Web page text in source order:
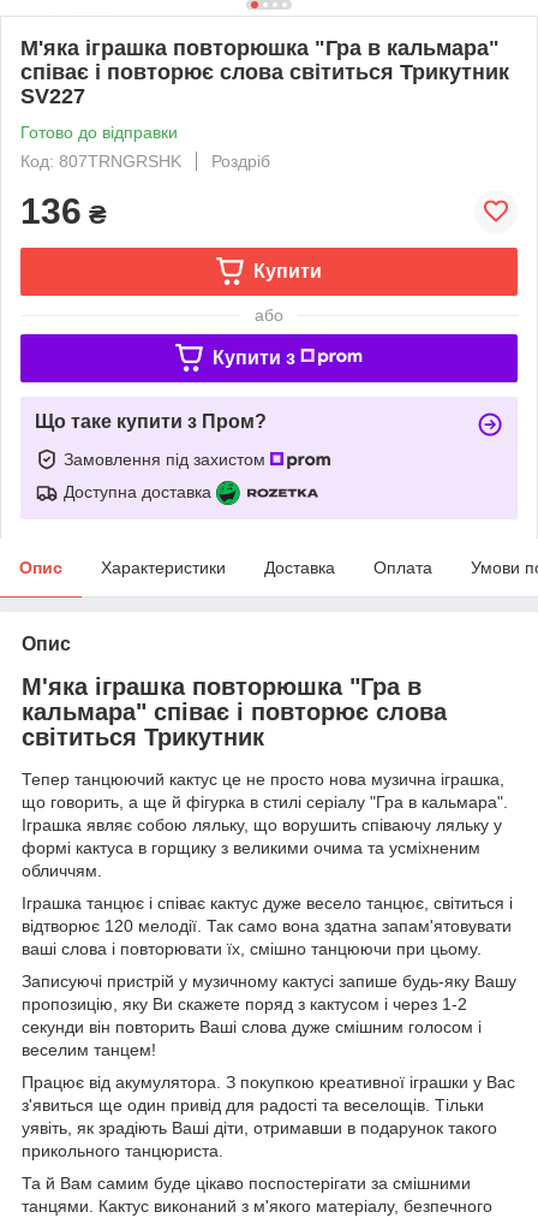
М'яка іграшка повторюшка "Гра в кальмара"
співає і повторює слова світиться Трикутник
SV227
Готово до відправки
Код: 807TRNGRSHK
Роздріб
136 ₴
Купити
або
Купити з
Що таке купити з Пром?
Замовлення під захистом
Доступна доставка
Опис Характеристики Доставка Оплата Умови
Опис
М'яка іграшка повторюшка "Гра в
кальмара" співає і повторює слова
світиться Трикутник
Тепер танцюючий кактус це не просто нова музична іграшка,
що говорить, а ще й фігурка в стилі серіалу "Гра в кальмара".
Іграшка являє собою ляльку, що ворушить співаючу ляльку у
формі кактуса в горщику з великими очима та усміхненим
обличчям.
Іграшка танцює і співає кактус дуже весело танцює, світиться і
відтворює 120 мелодії. Так само вона здатна запам'ятовувати
ваші слова і повторювати їх, смішно танцюючи при цьому.
Записуючі пристрій у музичному кактусі запише будь-яку Вашу
пропозицію, яку Ви скажете поряд з кактусом і через 1-2
секунди він повторить Ваші слова дуже смішним голосом і
веселим танцем!
Працює від акумулятора. З покупкою креативної іграшки у Вас
з'явиться ще один привід для радості та веселощів. Тільки
уявіть, як зрадіють Ваші діти, отримавши в подарунок такого
прикольного танцюриста.
Та й Вам самим буде цікаво поспостерігати за смішними
танцями. Кактус виконаний з м'якого матеріалу, безпечного